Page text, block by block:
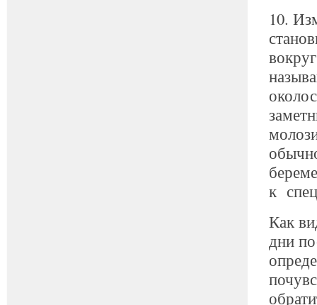
10.
к
Как
дни